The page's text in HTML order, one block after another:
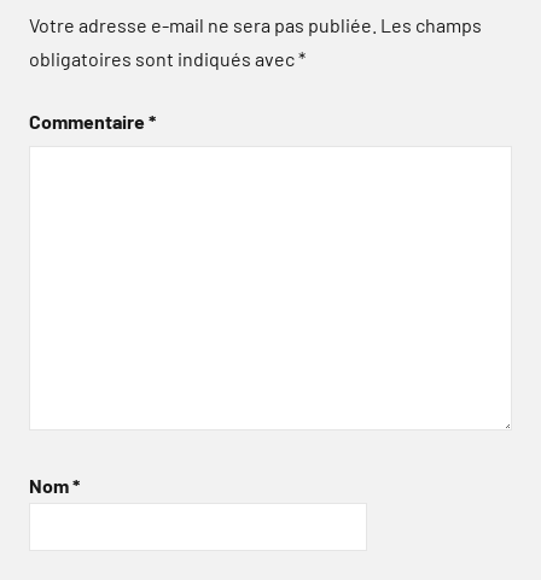
Votre adresse e-mail ne sera pas publiée. Les champs
obligatoires sont indiqués avec*
Commentaire*
Nom*